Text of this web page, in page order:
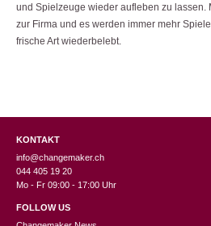
und Spielzeuge wieder aufleben zu lassen.
zur Firma und es werden immer mehr
frische Art wiederbelebt.
KONTAKT
info@changemaker.ch
044 405 19 20
Mo - Fr 09:00 - 17:00 Uhr
FOLLOW US